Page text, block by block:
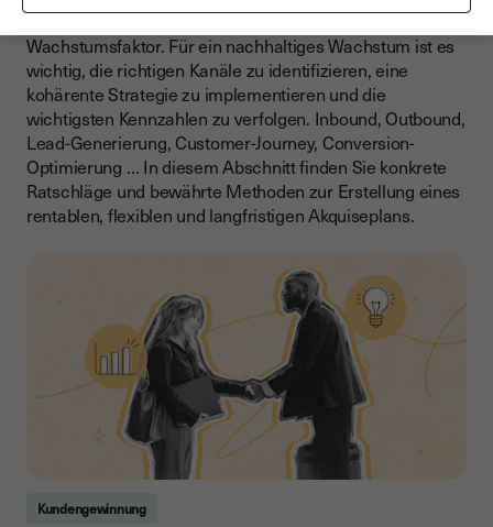
Die Kundenakquise ist für alle Unternehmen ein wichtiger
Wachstumsfaktor. Für ein nachhaltiges Wachstum ist es
wichtig, die richtigen Kanäle zu identifizieren, eine
kohärente Strategie zu implementieren und die
wichtigsten Kennzahlen zu verfolgen. Inbound, Outbound,
Lead-Generierung, Customer-Journey, Conversion-
Optimierung … In diesem Abschnitt finden Sie konkrete
Ratschläge und bewährte Methoden zur Erstellung eines
rentablen, flexiblen und langfristigen Akquiseplans.
Kundengewinnung